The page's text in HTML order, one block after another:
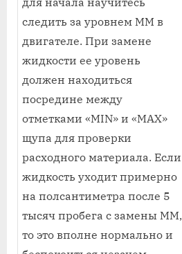
следить за уровнем ММ в
двигателе. При замене
жидкости ее уровень
должен находиться
посредине между
отметками «MIN» и «MAX»
щупа для проверки
расходного материала. Если
жидкость уходит примерно
на полсантиметра после 5
тысяч пробега с замены ММ,
то это вполне нормально и